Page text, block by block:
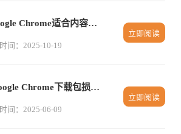
google Chrome适合内容创作者的插件推荐
时间：2025-10-19
立即阅读
Google Chrome下载包损坏修复详细教程
时间：2025-06-09
立即阅读